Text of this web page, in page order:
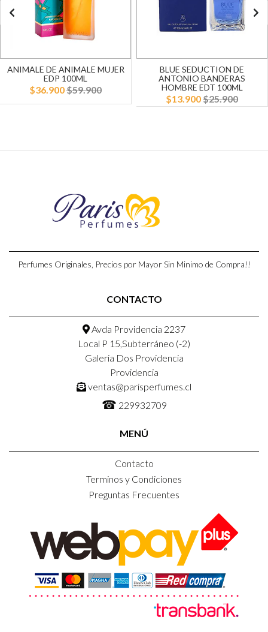
ANIMALE DE ANIMALE MUJER
EDP 100ML
$36.900$59.900
BLUE SEDUCTION DE
ANTONIO BANDERAS
HOMBRE EDT 100ML
$13.900$25.900
Perfumes Originales, Precios por Mayor Sin Minimo de Compra!!
CONTACTO
Avda Providencia 2237
Local P 15,Subterráneo (-2)
Galeria Dos Providencia
Providencia
ventas@parisperfumes.cl
☎ 229932709
MENÚ
Contacto
Terminos y Condiciones
Preguntas Frecuentes